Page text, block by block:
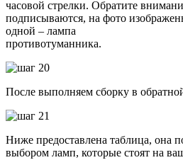
часовой стрелки. Обратите
подписываются, на фото
одной – лампа
противотуманника.
После выполняем сборку в
Ниже предоставлена таблица, она
выбором ламп, которые стоят на